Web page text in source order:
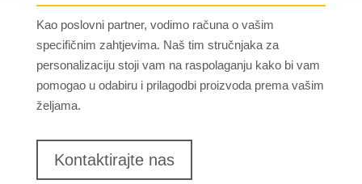
Kao poslovni partner, vodimo računa o vašim
specifičnim zahtjevima. Naš tim stručnjaka za
personalizaciju stoji vam na raspolaganju kako bi vam
pomogao u odabiru i prilagodbi proizvoda prema vašim
željama.
Kontaktirajte nas